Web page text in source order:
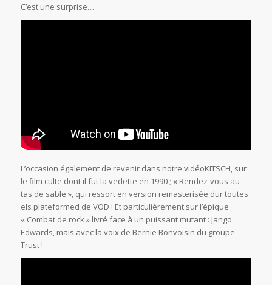
C’est une surprise…
L’occasion également de revenir dans notre vidéoKITSCH, sur
le film culte dont il fut la vedette en 1990 ; « Rendez-vous au
tas de sable », qui ressort en version remasterisée dur toutes
els plateformed de VOD ! Et particulièrement sur l’épique
« Combat de rock » livré face à un puissant mutant : Jango
Edwards, mais avec la voix de Bernie Bonvoisin du groupe
Trust !